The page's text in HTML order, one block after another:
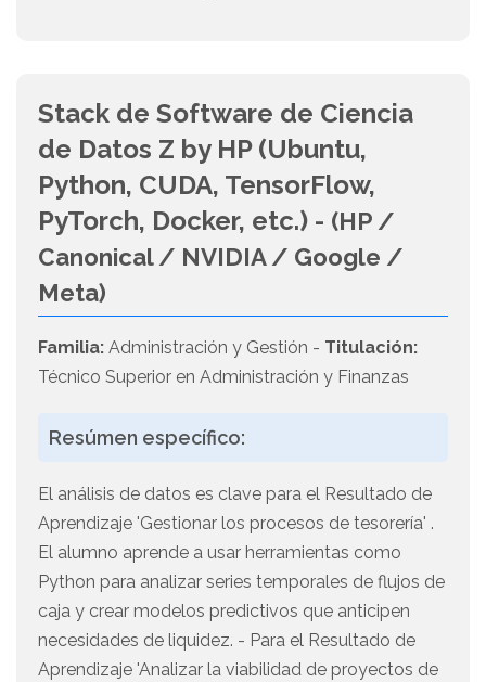
Stack de Software de Ciencia
de Datos Z by HP (Ubuntu,
Python, CUDA, TensorFlow,
PyTorch, Docker, etc.) - (HP /
Canonical / NVIDIA / Google /
Meta)
Familia: Administración y Gestión - Titulación:
Técnico Superior en Administración y Finanzas
Resúmen específico:
El análisis de datos es clave para el Resultado de
Aprendizaje 'Gestionar los procesos de tesorería' .
El alumno aprende a usar herramientas como
Python para analizar series temporales de flujos de
caja y crear modelos predictivos que anticipen
necesidades de liquidez. - Para el Resultado de
Aprendizaje 'Analizar la viabilidad de proyectos de